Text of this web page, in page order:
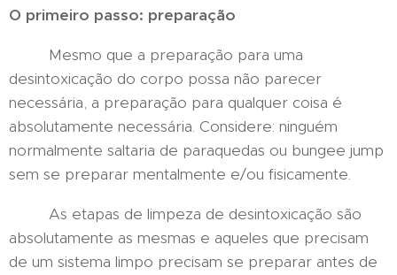
O primeiro passo: preparação
Mesmo que a preparação para uma
desintoxicação do corpo possa não parecer
necessária, a preparação para qualquer coisa é
absolutamente necessária. Considere: ninguém
normalmente saltaria de paraquedas ou bungee jump
sem se preparar mentalmente e/ou fisicamente.
As etapas de limpeza de desintoxicação são
absolutamente as mesmas e aqueles que precisam
de um sistema limpo precisam se preparar antes de